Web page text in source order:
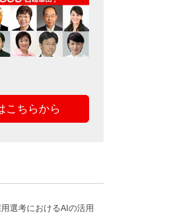
こちらから
選考におけるAIの活用